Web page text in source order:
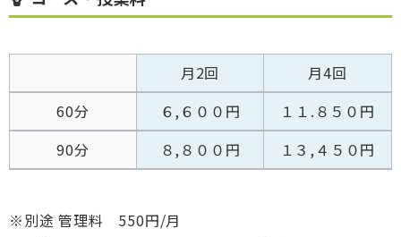
月2回
月4回
60分
６,６００円
１１.８５０円
90分
８,８００円 １３,４５０円
※別途 管理料 550円/月